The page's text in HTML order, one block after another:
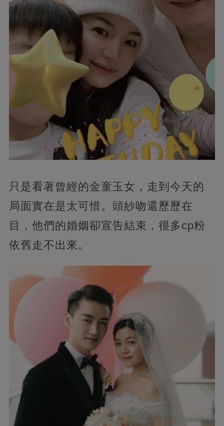
只是看著曾經的金童玉女，走到今天的
局面實在是太可惜。頭紗吻還歷歷在
目，他們的婚姻卻宣告結束，很多cp粉
依舊走不出來。